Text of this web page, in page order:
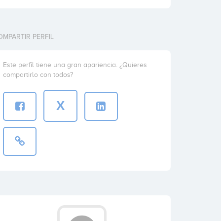
PERFIL
Este perfil tiene una gran apariencia. ¿Quieres
compartirlo con todos?
X